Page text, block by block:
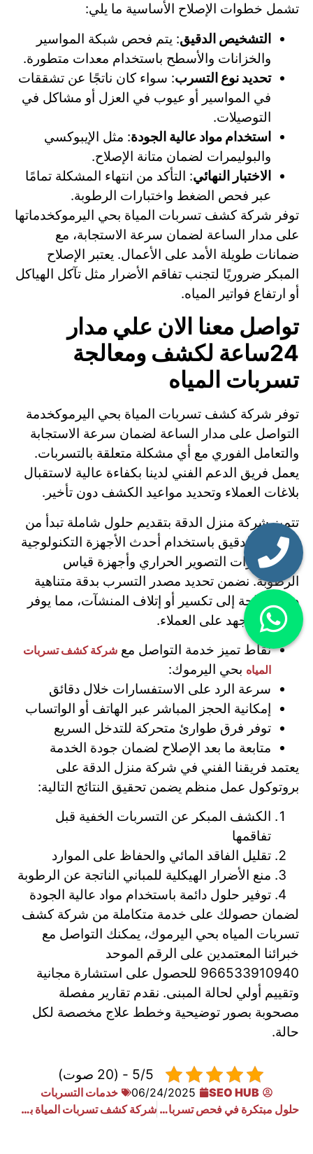
تشمل خطوات الإصلاح الأساسية ما يلي:
التشخيص الدقيق: يتم فحص شبكة المواسير
والخزانات والأسطح باستخدام معدات متطورة.
تحديد نوع التسرب: سواء كان ناتجًا عن تشققات
في المواسير أو عيوب في العزل أو مشاكل في
التوصيلات.
استخدام مواد عالية الجودة: مثل الإيبوكسي
والبوليمرات لضمان متانة الإصلاح.
الاختبار النهائي: التأكد من انتهاء المشكلة تمامًا
عبر فحص الضغط واختبارات الرطوبة.
توفر شركة كشف تسربات المياة بحي اليرموكخدماتها
على مدار الساعة لضمان سرعة الاستجابة، مع
ضمانات طويلة الأمد على الأعمال. يعتبر الإصلاح
المبكر ضروريًا لتجنب تفاقم الأضرار مثل تآكل الهياكل
أو ارتفاع فواتير المياه.
تواصل معنا الان علي مدار
24ساعة لكشف ومعالجة
تسربات المياه
توفر شركة كشف تسربات المياة بحي اليرموكخدمة
التواصل على مدار الساعة لضمان سرعة الاستجابة
والتعامل الفوري مع أي مشكلة متعلقة بالتسربات.
يعمل فريق الدعم الفني لدينا بكفاءة عالية لاستقبال
بلاغات العملاء وتحديد مواعيد الكشف دون تأخير.
تتميز شركة منزل الدقة بتقديم حلول شاملة تبدأ من
الكشف الدقيق باستخدام أحدث الأجهزة التكنولوجية
مثل كاميرات التصوير الحراري وأجهزة قياس
الرطوبة. نضمن تحديد مصدر التسرب بدقة متناهية
دون الحاجة إلى تكسير أو إتلاف المنشآت، مما يوفر
الوقت والجهد على العملاء.
نقاط تميز خدمة التواصل مع شركة كشف تسربات
المياه بحي اليرموك:
سرعة الرد على الاستفسارات خلال دقائق
إمكانية الحجز المباشر عبر الهاتف أو الواتساب
توفر فرق طوارئ متحركة للتدخل السريع
متابعة ما بعد الإصلاح لضمان جودة الخدمة
يعتمد فريقنا الفني في شركة منزل الدقة على
بروتوكول عمل منظم يضمن تحقيق النتائج التالية:
الكشف المبكر عن التسربات الخفية قبل
تفاقمها
تقليل الفاقد المائي والحفاظ على الموارد
منع الأضرار الهيكلية للمباني الناتجة عن الرطوبة
توفير حلول دائمة باستخدام مواد عالية الجودة
لضمان حصولك على خدمة متكاملة من شركة كشف
تسربات المياه بحي اليرموك، يمكنك التواصل مع
خبرائنا المعتمدين على الرقم الموحد
966533910940 للحصول على استشارة مجانية
وتقييم أولي لحالة المبنى. نقدم تقارير مفصلة
مصحوبة بصور توضيحية وخطط علاج مخصصة لكل
حالة.
5/5 - (20 صوت)
SEO HUB
06/24/2025
خدمات التسربات
حلول مبتكرة في فحص تسربات المياه بحي الروابي
شركة كشف تسربات المياة بحي المعيزليه